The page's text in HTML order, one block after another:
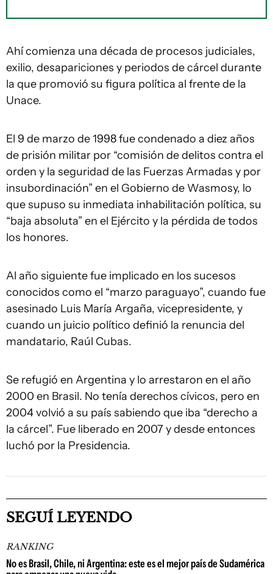
Ahí comienza una década de procesos judiciales,
exilio, desapariciones y periodos de cárcel durante
la que promovió su figura política al frente de la
Unace.
El 9 de marzo de 1998 fue condenado a diez años
de prisión militar por “comisión de delitos contra el
orden y la seguridad de las Fuerzas Armadas y por
insubordinación” en el Gobierno de Wasmosy, lo
que supuso su inmediata inhabilitación política, su
“baja absoluta” en el Ejército y la pérdida de todos
los honores.
Al año siguiente fue implicado en los sucesos
conocidos como el “marzo paraguayo”, cuando fue
asesinado Luis María Argaña, vicepresidente, y
cuando un juicio político definió la renuncia del
mandatario, Raúl Cubas.
Se refugió en Argentina y lo arrestaron en el año
2000 en Brasil. No tenía derechos cívicos, pero en
2004 volvió a su país sabiendo que iba “derecho a
la cárcel”. Fue liberado en 2007 y desde entonces
luchó por la Presidencia.
SEGUÍ LEYENDO
RANKING
No es Brasil, Chile, ni Argentina: este es el mejor país de Sudamérica